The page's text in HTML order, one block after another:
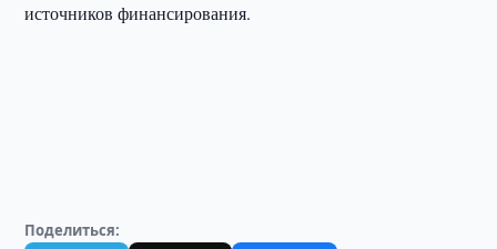
источников финансирования.
Поделиться: